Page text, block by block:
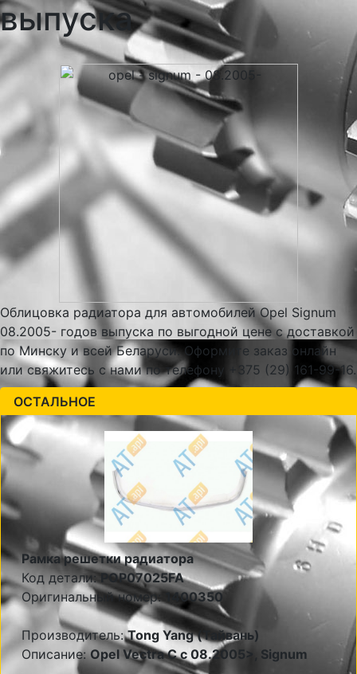
выпуска
Облицовка радиатора для автомобилей Opel Signum
08.2005- годов выпуска по выгодной цене с доставкой
по Минску и всей Беларуси. Оформите заказ онлайн
или свяжитесь с нами по телефону +375 (29) 161-99-16.
ОСТАЛЬНОЕ
Рамка решетки радиатора
Код детали: POP07025FA
Оригинальный номер: 1400350
Производитель:Tong Yang (Тайвань)
Описание:Opel Vectra C c 08.2005>, Signum